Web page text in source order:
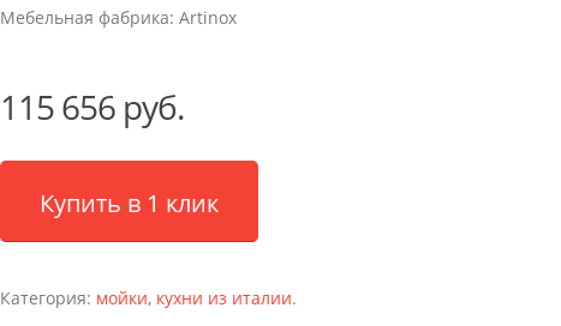
Мебельная фабрика: Artinox
115 656 руб.
Купить в 1 клик
Категория: мойки, кухни из италии.